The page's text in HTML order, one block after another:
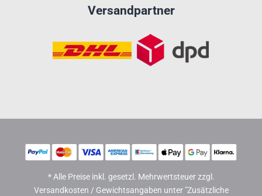
Versandpartner
* Alle Preise inkl. gesetzl. Mehrwertsteuer zzgl.
Versandkosten / Gewichtsangaben unter "Zusätzliche